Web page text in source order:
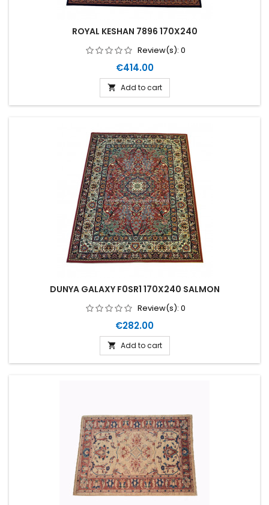
ROYAL KESHAN 7896 170X240
Review(s): 0
Price
€414.00
 Add to cart
DUNYA GALAXY F0SR1 170X240 SALMON
Review(s): 0
Price
€282.00
 Add to cart